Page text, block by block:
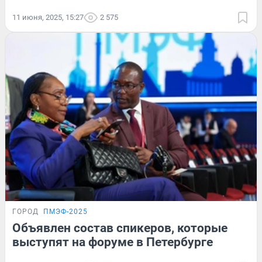
11 июня, 2025, 15:27 2 575
ГОРОД ПМЭФ-2025
Объявлен состав спикеров, которые
выступят на форуме в Петербурге